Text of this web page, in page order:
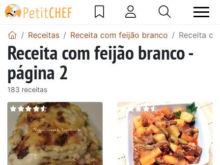
Receitas Receita com feijão branco Receita
Receita com feijão branco -
página 2
183 receitas